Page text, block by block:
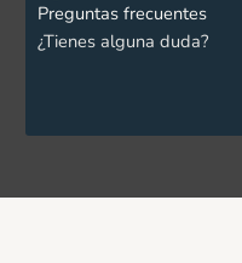
Preguntas frecuentes
¿Tienes alguna duda?